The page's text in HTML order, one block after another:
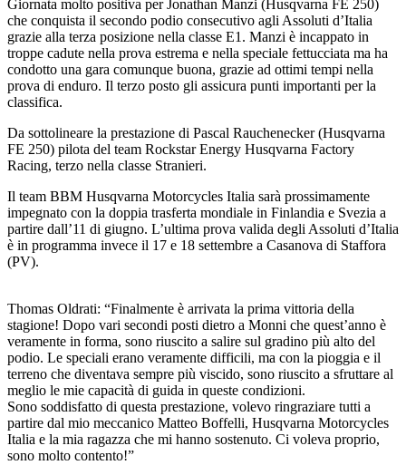
Giornata molto positiva per Jonathan Manzi (Husqvarna FE 250)
che conquista il secondo podio consecutivo agli Assoluti d’Italia
grazie alla terza posizione nella classe E1. Manzi è incappato in
troppe cadute nella prova estrema e nella speciale fettucciata ma ha
condotto una gara comunque buona, grazie ad ottimi tempi nella
prova di enduro. Il terzo posto gli assicura punti importanti per la
classifica.
Da sottolineare la prestazione di Pascal Rauchenecker (Husqvarna
FE 250) pilota del team Rockstar Energy Husqvarna Factory
Racing, terzo nella classe Stranieri.
Il team BBM Husqvarna Motorcycles Italia sarà prossimamente
impegnato con la doppia trasferta mondiale in Finlandia e Svezia a
partire dall’11 di giugno. L’ultima prova valida degli Assoluti d’Italia
è in programma invece il 17 e 18 settembre a Casanova di Staffora
(PV).
Thomas Oldrati: “Finalmente è arrivata la prima vittoria della
stagione! Dopo vari secondi posti dietro a Monni che quest’anno è
veramente in forma, sono riuscito a salire sul gradino più alto del
podio. Le speciali erano veramente difficili, ma con la pioggia e il
terreno che diventava sempre più viscido, sono riuscito a sfruttare al
meglio le mie capacità di guida in queste condizioni.
Sono soddisfatto di questa prestazione, volevo ringraziare tutti a
partire dal mio meccanico Matteo Boffelli, Husqvarna Motorcycles
Italia e la mia ragazza che mi hanno sostenuto. Ci voleva proprio,
sono molto contento!”